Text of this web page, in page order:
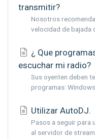
transmitir?
Nosotros
velocidad de bajada
¿ Que
escuchar mi radio?
Sus oyenten deben
programas:
Utilizar AutoDJ.
Pasos a seguir para
al servidor de